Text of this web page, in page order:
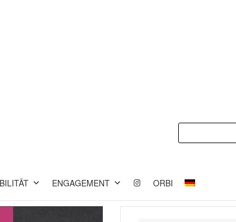
ENGAGEMENT ORBI